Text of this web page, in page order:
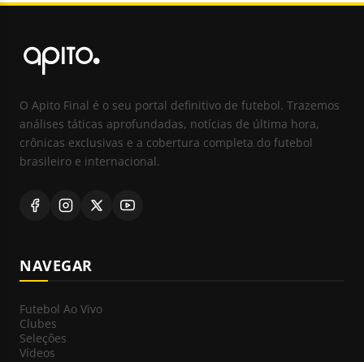
O Apito Final é o seu portal definitivo de futebol. Trazemos
análises táticas aprofundadas, notícias de última hora,
crônicas exclusivas e a cobertura completa do futebol
brasileiro e internacional.
NAVEGAR
Futebol Ao Vivo
Clubes
Seleções
Vídeos